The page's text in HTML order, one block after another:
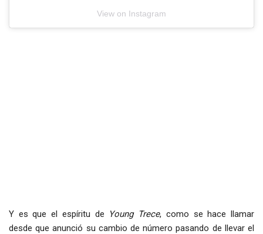
View on Instagram
Y es que el espíritu de Young Trece, como se hace llamar
desde que anunció su cambio de número pasando de llevar el